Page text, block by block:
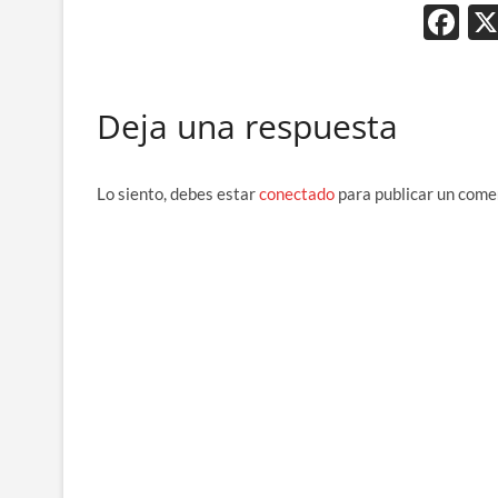
F
o
Deja una respuesta
Lo siento, debes estarconectado para publicar un